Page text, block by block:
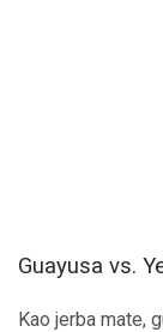
Guayusa vs.
Kao jerba mate,